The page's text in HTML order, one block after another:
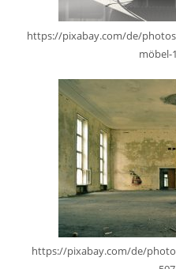
https://pixabay.com/de/
möbel-
https://pixabay.com/de/